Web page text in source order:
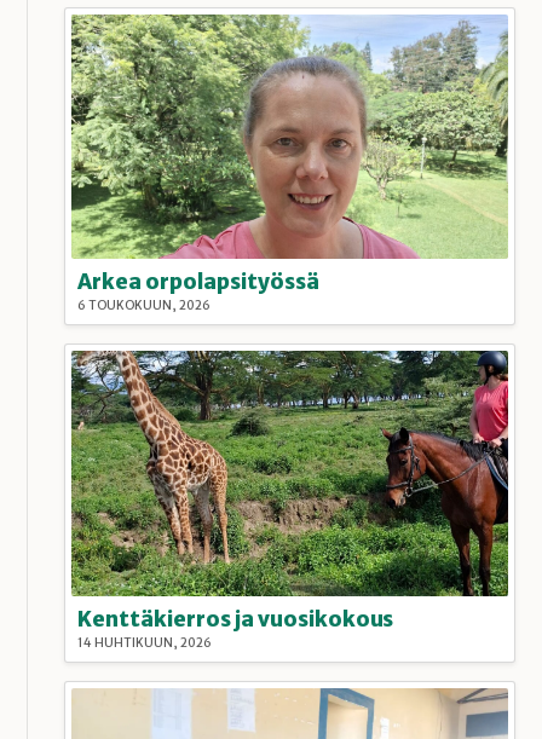
Arkea orpolapsityössä
6 TOUKOKUUN, 2026
Kenttäkierros ja vuosikokous
14 HUHTIKUUN, 2026